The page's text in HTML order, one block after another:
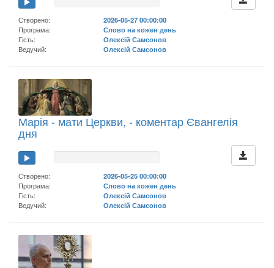
Створено:
2026-05-27 00:00:00
Програма:
Слово на кожен день
Гість:
Олексій Самсонов
Ведучий:
Олексій Самсонов
Марія - мати Церкви, - коментар Євангелія
дня
Створено:
2026-05-25 00:00:00
Програма:
Слово на кожен день
Гість:
Олексій Самсонов
Ведучий:
Олексій Самсонов